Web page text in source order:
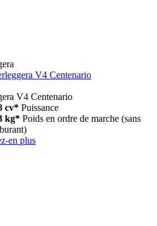
V4 Centenario
V4 Centenario
cv* Puissance
kg* Poids en ordre de marche (sans
en plus